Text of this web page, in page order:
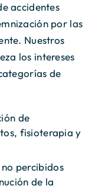
accidentes
por las
Nuestros
los intereses
de
de
fisioterapia y
percibidos
de la